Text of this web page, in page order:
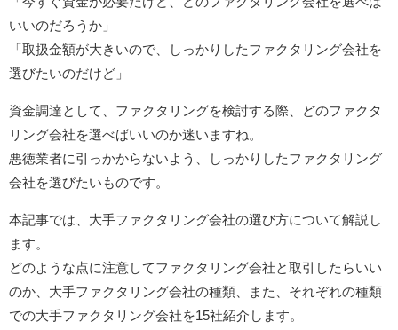
いいのだろうか」
「取扱金額が大きいので、しっかりしたファクタリング会社を
選びたいのだけど」
資金調達として、ファクタリングを検討する際、どのファクタ
リング会社を選べばいいのか迷いますね。
悪徳業者に引っかからないよう、しっかりしたファクタリング
会社を選びたいものです。
本記事では、大手ファクタリング会社の選び方について解説し
ます。
どのような点に注意してファクタリング会社と取引したらいい
のか、大手ファクタリング会社の種類、また、それぞれの種類
での大手ファクタリング会社を15社紹介します。